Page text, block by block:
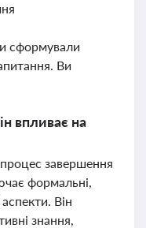
сформували
Ви
впливає на
завершення
формальні,
аспекти. Він
знання,